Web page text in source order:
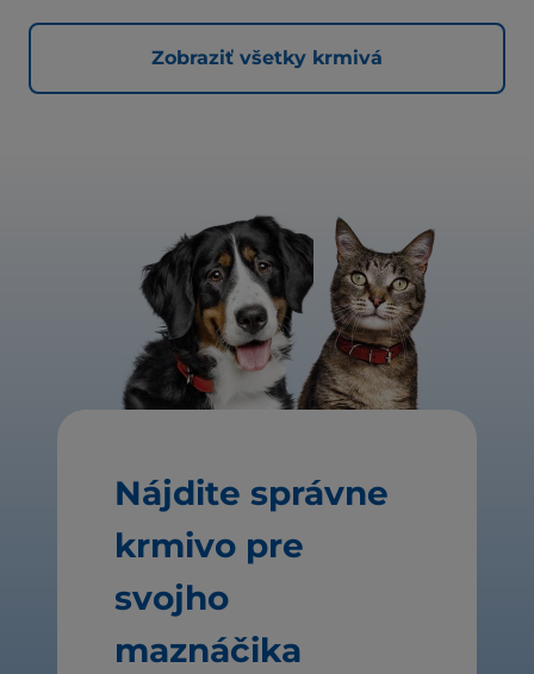
Zobraziť všetky krmivá
Nájdite správne
krmivo pre
svojho
maznáčika